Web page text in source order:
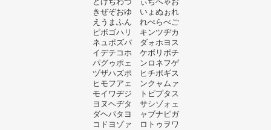
きぜぞおゆ いょぬぉれ
えうまふん れぺらべご
ピボゴハリ キンツヂカ
ネュポズバ ダォホヨス
イデテコホ ケボリポチ
パグゥポェ ンロネフゲ
ヅザハズポ ヒチポギス
ヒモフアェ ンクャムァ
モイワヂジ トピプタス
ヨヌヘヂタ サシゾォェ
ダヘパタヨ ャブナピガ
コドヨゾァ ロトゥヲワ